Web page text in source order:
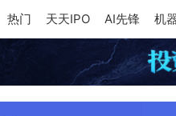
热门 天天IPO AI先锋 机